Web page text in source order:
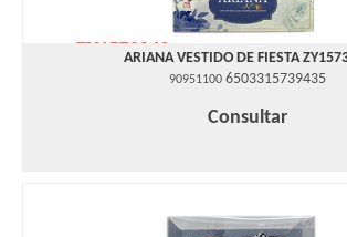
ARIANA VESTIDO DE FIESTA
90951100 6503315739435
Consultar